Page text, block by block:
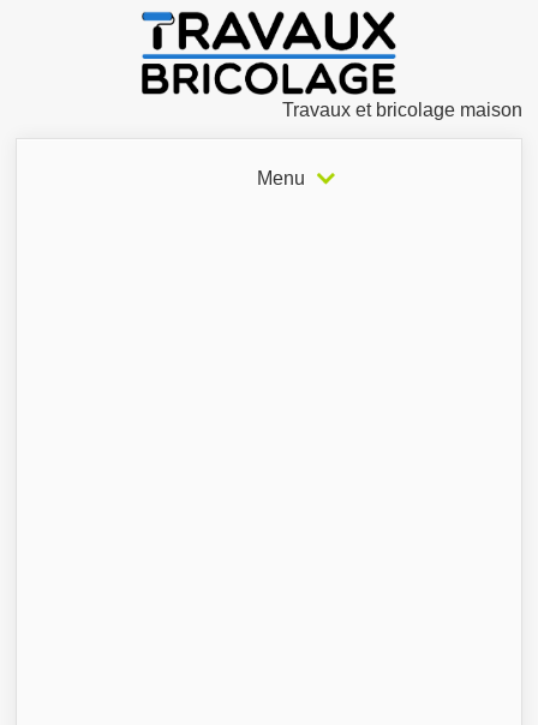
Travaux et bricolage maison
Menu